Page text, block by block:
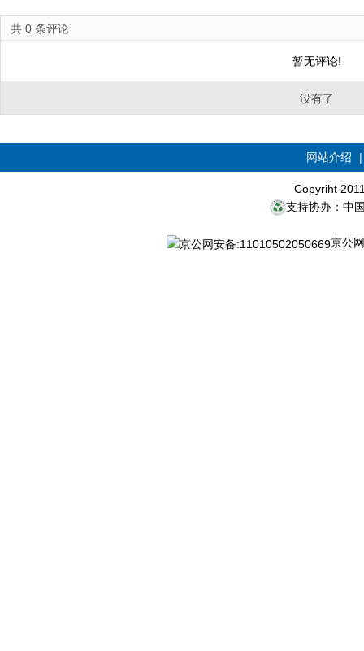
共 0 条评论
暂无评论!
没有了
网站介绍
Copyriht
支持协办：中
京公